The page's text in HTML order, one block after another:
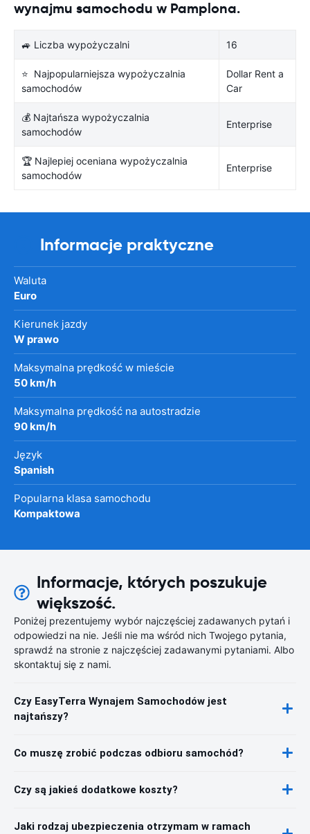
wynajmu samochodu w Pamplona.
🚙 Liczba wypożyczalni 16
⭐ Najpopularniejsza wypożyczalnia
samochodów
Dollar Rent a
Car
💰 Najtańsza wypożyczalnia
samochodów
Enterprise
🏆 Najlepiej oceniana wypożyczalnia
samochodów
Enterprise
Informacje praktyczne
Waluta
Euro
Kierunek jazdy
W prawo
Maksymalna prędkość w mieście
50 km/h
Maksymalna prędkość na autostradzie
90 km/h
Język
Spanish
Popularna klasa samochodu
Kompaktowa
Informacje, których poszukuje
większość.
Poniżej prezentujemy wybór najczęściej zadawanych pytań i
odpowiedzi na nie. Jeśli nie ma wśród nich Twojego pytania,
sprawdź na stronie z najczęściej zadawanymi pytaniami. Albo
skontaktuj się z nami.
Czy EasyTerra Wynajem Samochodów jest
najtańszy?
Co muszę zrobić podczas odbioru samochód?
Czy są jakieś dodatkowe koszty?
Jaki rodzaj ubezpieczenia otrzymam w ramach